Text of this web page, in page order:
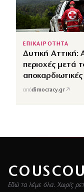
ΕΠΙΚΑΙΡΟΤΗΤΑ
Δυτική Αττική:
περιοχές μετά
αποκαρδιωτικές
απόdimocracy.gr↗
Εδώ τα λέμε όλα. Χωρίς